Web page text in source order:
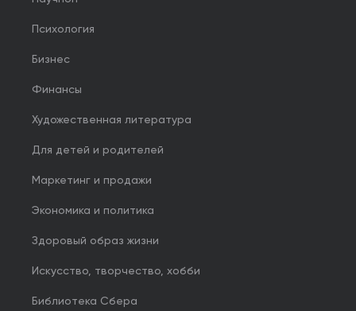
Психология
Бизнес
Финансы
Художественная литература
Для детей и родителей
Маркетинг и продажи
Экономика и политика
Здоровый образ жизни
Искусство, творчество, хобби
Библиотека Сбера